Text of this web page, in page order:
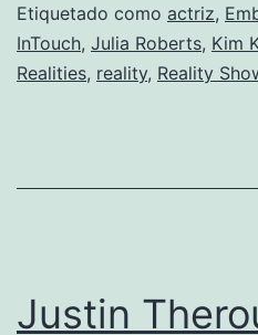
cuarta
vez
Etiquetado como actriz,
InTouch, Julia Roberts, Kim
Realities, reality, Reality
Justin